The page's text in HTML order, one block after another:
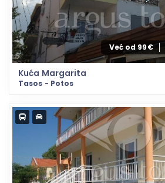
Već od 99€
Kuća Margarita
Tasos - Potos